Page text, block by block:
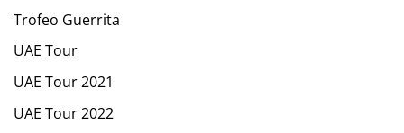
Trofeo Guerrita
UAE Tour
UAE Tour 2021
UAE Tour 2022